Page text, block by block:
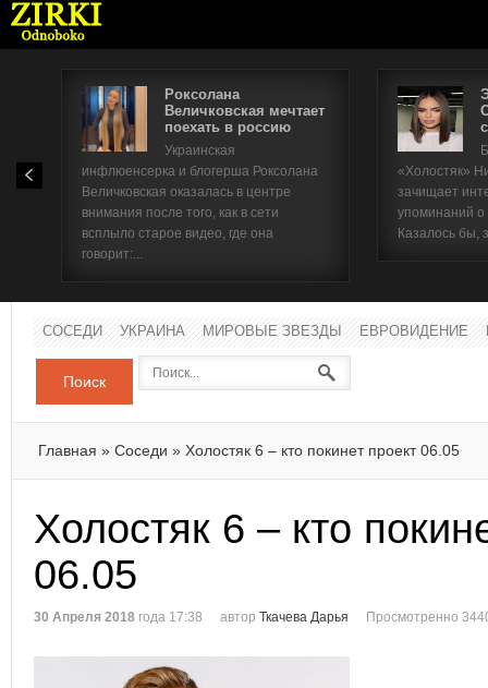
Роксолана
Величковская мечтает
поехать в россию
Украинская
инфлюенсерка и блогерша Роксолана
Величковская оказалась в центре
внимания после того, как в сети
всплыло старое видео, где она
говорит:...
«Холостяк»
зачищает
упоминаний
Казалось бы,
СОСЕДИ УКРАИНА МИРОВЫЕ ЗВЕЗДЫ ЕВРОВИДЕНИЕ
Поиск
Главная » Соседи » Холостяк 6 – кто покинет проект 06.05
Холостяк 6 – кто
06.05
30 Апреля 2018 года 17:38 автор Ткачева Дарья Просмотренно
Имя